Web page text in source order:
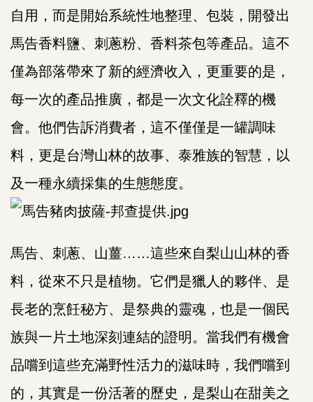
自用，而是開始系統性地整理、包裝，開發出
馬告香料鹽、刺蔥粉、香料茶包等產品。這不
僅為部落帶來了新的經濟收入，更重要的是，
每一次的產品推廣，都是一次文化詮釋的機
會。他們告訴消費者，這不僅僅是一罐調味
料，更是台灣山林的故事、泰雅族的智慧，以
及一種永續採集的生態態度。
馬告、刺蔥、山薑……這些來自梨山山林的香
料，從來不只是植物。它們是獵人的夥伴、是
長老的烹飪秘方、是祭典的靈魂，也是一個民
族與一片土地深刻連結的證明。當我們有機會
品嚐到這些充滿野性活力的滋味時，我們嚐到
的，其實是一份活著的歷史，是梨山在甜美之